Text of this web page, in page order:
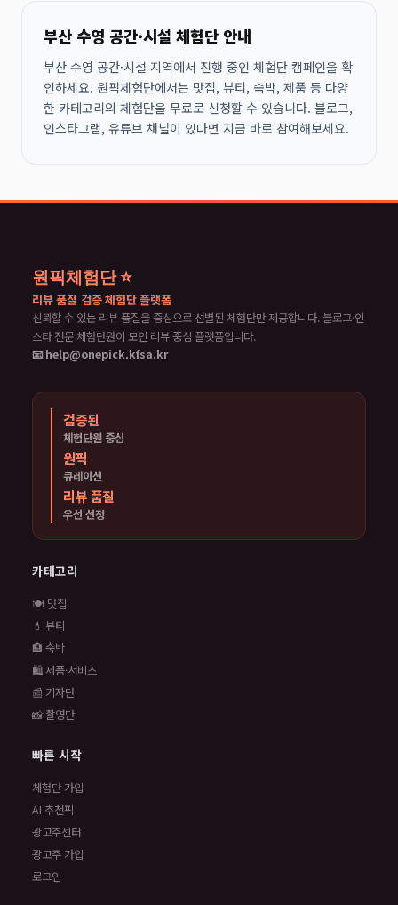
부산 수영 공간·시설 체험단 안내
부산 수영 공간·시설 지역에서 진행 중인 체험단 캠페인을 확
인하세요. 원픽체험단에서는 맛집, 뷰티, 숙박, 제품 등 다양
한 카테고리의 체험단을 무료로 신청할 수 있습니다. 블로그,
인스타그램, 유튜브 채널이 있다면 지금 바로 참여해보세요.
원픽체험단 ⭐
리뷰 품질 검증 체험단 플랫폼
신뢰할 수 있는 리뷰 품질을 중심으로 선별된 체험단만 제공합니다. 블로그·인
스타 전문 체험단원이 모인 리뷰 중심 플랫폼입니다.
📧 help@onepick.kfsa.kr
검증된
체험단원 중심
원픽
큐레이션
리뷰 품질
우선 선정
카테고리
🍽️ 맛집
💄 뷰티
🏨 숙박
🛍️ 제품·서비스
📰 기자단
📸 촬영단
빠른 시작
체험단 가입
AI 추천픽
광고주센터
광고주 가입
로그인